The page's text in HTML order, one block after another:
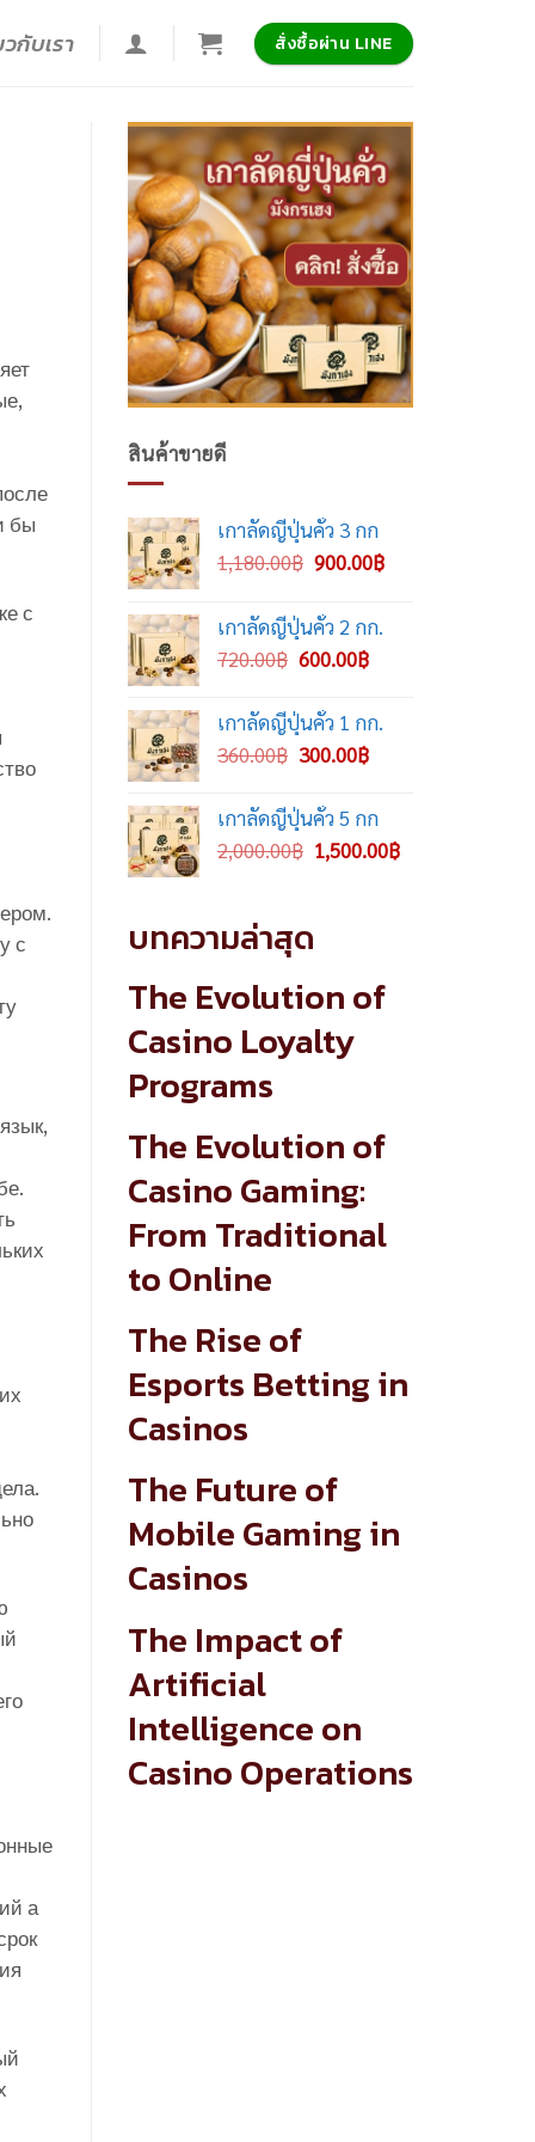
กับเรา สั่งซื้อผ่าน LINE
бы
с
с
а
สินค้าขายดี
เกาลัดญี่ปุ่นคั่ว 3 กก
1,180.00฿ Original
was:
1,180.00฿.
900.00฿Current
เกาลัดญี่ปุ่นคั่ว 2 กก.
720.00฿ Original
was:
720.00฿.
600.00฿Current
600.00฿.
เกาลัดญี่ปุ่นคั่ว 1 กก.
360.00฿ Original
was:
360.00฿.
300.00฿Current
300.00฿.
เกาลัดญี่ปุ่นคั่ว 5 กก
2,000.00฿ Original
1,500.00฿Current
บทความล่าสุด
The Evolution of
Casino Loyalty
Programs
The Evolution of
Casino Gaming:
From Traditional
to Online
The Rise of
Esports Betting in
Casinos
The Future of
Mobile Gaming in
Casinos
The Impact of
Artificial
Intelligence on
Casino Operations